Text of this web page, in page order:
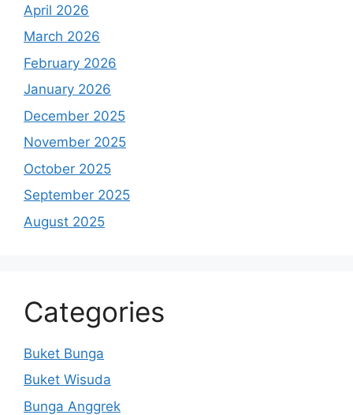
April 2026
March 2026
February 2026
January 2026
December 2025
November 2025
October 2025
September 2025
August 2025
Categories
Buket Bunga
Buket Wisuda
Bunga Anggrek